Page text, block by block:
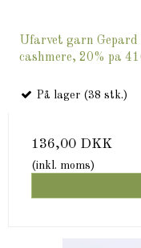
Ufarvet garn Gepard
cashmere, 20% pa
På lager (38 stk.)
136,00 DKK
(inkl. moms)